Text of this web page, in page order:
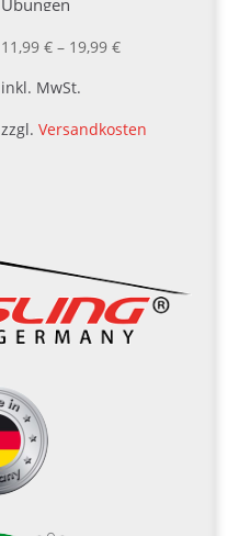
11,99€ – 19,99€
inkl. MwSt.
zzgl.Versandkosten